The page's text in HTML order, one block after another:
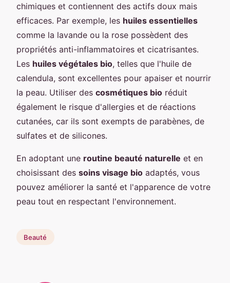
chimiques et contiennent des actifs doux mais
efficaces. Par exemple, les huiles essentielles
comme la lavande ou la rose possèdent des
propriétés anti-inflammatoires et cicatrisantes.
Les huiles végétales bio, telles que l'huile de
calendula, sont excellentes pour apaiser et nourrir
la peau. Utiliser des cosmétiques bio réduit
également le risque d'allergies et de réactions
cutanées, car ils sont exempts de parabènes, de
sulfates et de silicones.
En adoptant une routine beauté naturelle et en
choisissant des soins visage bio adaptés, vous
pouvez améliorer la santé et l'apparence de votre
peau tout en respectant l'environnement.
Beauté